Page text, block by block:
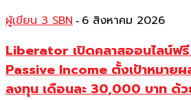
ผู้เขียน 3 SBN - 6 สิงหาคม 2026
Liberator เปิดคลาสออนไลน์ฟ
Passive Income ตั้งเป้าหมาย
ลงทุน เดือนละ 30,000 บาท ด้